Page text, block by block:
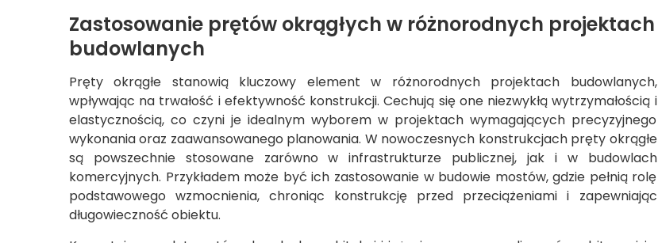
Zastosowanie prętów okrągłych w różnorodnych projektach
budowlanych
Pręty okrągłe stanowią kluczowy element w różnorodnych projektach budowlanych,
wpływając na trwałość i efektywność konstrukcji. Cechują się one niezwykłą wytrzymałością i
elastycznością, co czyni je idealnym wyborem w projektach wymagających precyzyjnego
wykonania oraz zaawansowanego planowania. W nowoczesnych konstrukcjach pręty okrągłe
są powszechnie stosowane zarówno w infrastrukturze publicznej, jak i w budowlach
komercyjnych. Przykładem może być ich zastosowanie w budowie mostów, gdzie pełnią rolę
podstawowego wzmocnienia, chroniąc konstrukcję przed przeciążeniami i zapewniając
długowieczność obiektu.